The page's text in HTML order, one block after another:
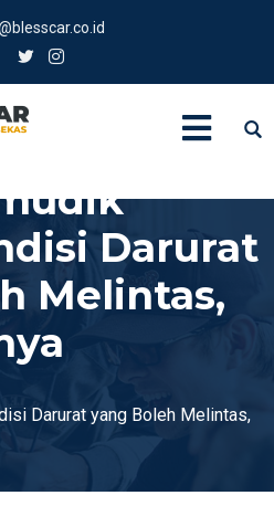
Darurat
Melintas,
Darurat yang Boleh Melintas,